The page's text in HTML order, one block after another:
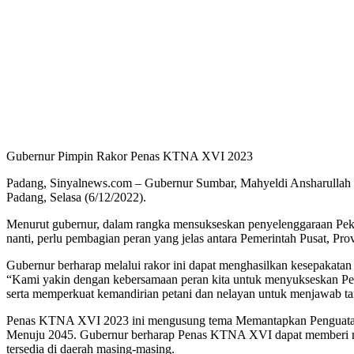
Gubernur Pimpin Rakor Penas KTNA XVI 2023
Padang, Sinyalnews.com – Gubernur Sumbar, Mahyeldi
Padang, Selasa (6/12/2022).
Menurut gubernur, dalam rangka mensukseskan penyelenggaraan
nanti, perlu pembagian peran yang jelas antara Pemerintah Pusat,
Gubernur berharap melalui rakor ini dapat menghasilkan
“Kami yakin dengan kebersamaan peran kita untuk menyukseskan
serta memperkuat kemandirian petani dan nelayan untuk menjawab
Penas KTNA XVI 2023 ini mengusung tema Memantapkan
Menuju 2045. Gubernur berharap Penas KTNA XVI dapat memberi
tersedia di daerah masing-masing.